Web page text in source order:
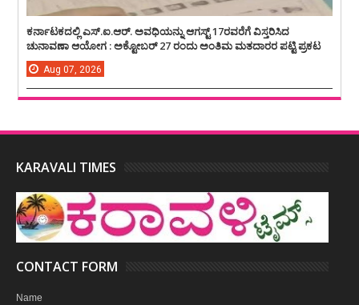
ಕರ್ನಾಟಕದಲ್ಲಿ ಎಸ್.ಐ.ಆರ್. ಅವಧಿಯನ್ನು ಆಗಸ್ಟ್ 17ರವರೆಗೆ ವಿಸ್ತರಿಸಿದ
ಚುನಾವಣಾ ಆಯೋಗ : ಅಕ್ಟೋಬರ್ 27 ರಂದು ಅಂತಿಮ ಮತದಾರರ ಪಟ್ಟಿ ಪ್ರಕಟ
Aug 07, 2026
KARAVALI TIMES
CONTACT FORM
Name